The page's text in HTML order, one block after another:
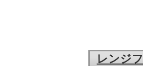
レンジ